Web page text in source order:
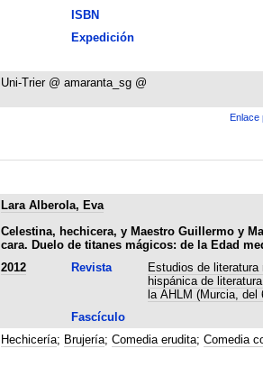
ISBN
Expedición
Uni-Trier @ amaranta_sg @
Enlace
Lara Alberola, Eva
Celestina, hechicera, y Maestro Guillermo y
cara. Duelo de titanes mágicos: de la Edad
2012 Revista
Estudios de
hispánica de
la AHLM (Murcia,
Fascículo
Hechicería; Brujería; Comedia erudita; Comedia